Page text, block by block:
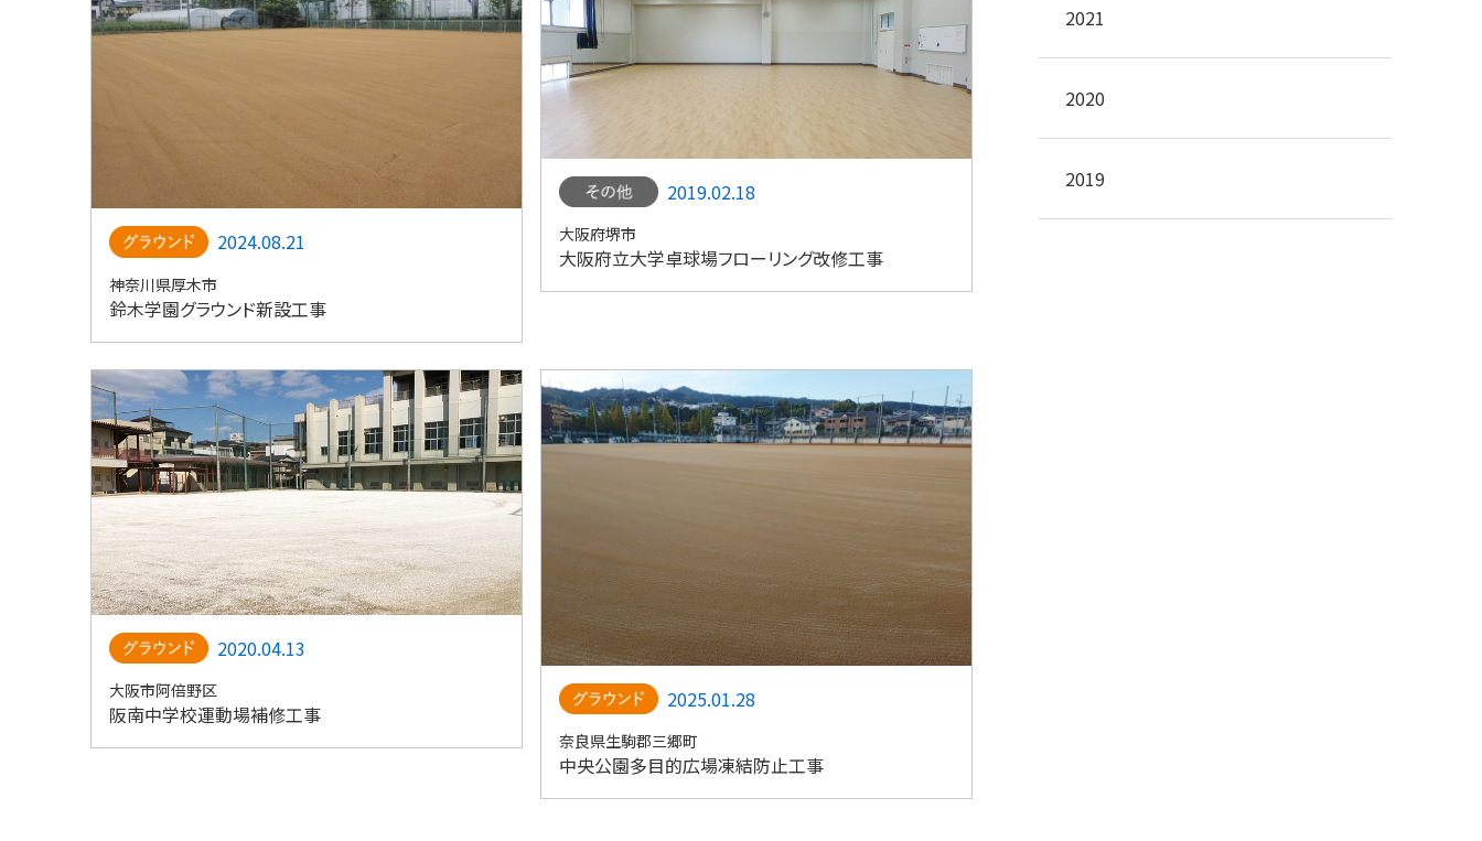
2024.08.21
神奈川県厚木市
鈴木学園グラウンド新設工事
2019.02.18
大阪府堺市
大阪府立大学卓球場フローリング改修工事
2020.04.13
大阪市阿倍野区
阪南中学校運動場補修工事
2025.01.28
奈良県生駒郡三郷町
中央公園多目的広場凍結防止工事
2021
2020
2019